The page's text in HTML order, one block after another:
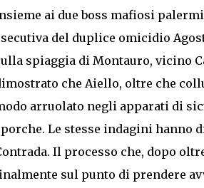
ai due boss mafiosi
del duplice omicidio
spiaggia di Montauro, vicino
che Aiello, oltre che
arruolato negli apparati di
Le stesse indagini hanno
Il processo che, dopo
sul punto di prendere